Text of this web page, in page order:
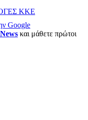
ΚΚΕ
Google
και μάθετε πρώτοι